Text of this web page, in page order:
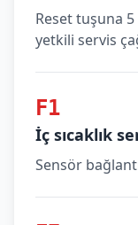
Reset tuşuna
yetkili servis
F1
İç sıcaklık
Sensör